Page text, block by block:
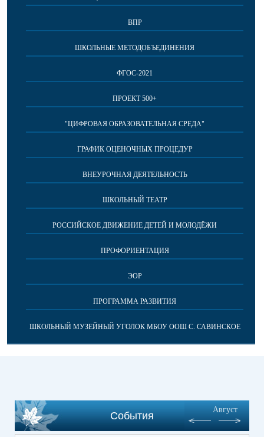
ВПР
ШКОЛЬНЫЕ МЕТОДОБЪЕДИНЕНИЯ
ФГОС-2021
ПРОЕКТ 500+
"ЦИФРОВАЯ ОБРАЗОВАТЕЛЬНАЯ СРЕДА"
ГРАФИК ОЦЕНОЧНЫХ ПРОЦЕДУР
ВНЕУРОЧНАЯ ДЕЯТЕЛЬНОСТЬ
ШКОЛЬНЫЙ ТЕАТР
РОССИЙСКОЕ ДВИЖЕНИЕ ДЕТЕЙ И МОЛОДЁЖИ
ПРОФОРИЕНТАЦИЯ
ЭОР
ПРОГРАММА РАЗВИТИЯ
ШКОЛЬНЫЙ МУЗЕЙНЫЙ УГОЛОК МБОУ ООШ С. САВИНСКОЕ
События
Август